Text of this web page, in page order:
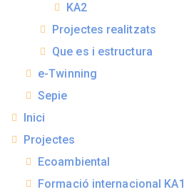
KA2
Projectes realitzats
Que es i estructura
e-Twinning
Sepie
Inici
Projectes
Ecoambiental
Formació internacional KA1